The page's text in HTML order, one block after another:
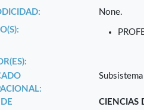
None.
CIENCIAS